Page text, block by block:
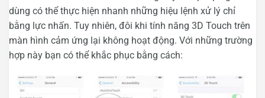
dùng có thể thực hiện nhanh những hiệu lệnh xử lý chỉ
bằng lực nhấn. Tuy nhiên, đôi khi tính năng 3D Touch trên
màn hình cảm ứng lại không hoạt động. Với những trường
hợp này bạn có thể khắc phục bằng cách: